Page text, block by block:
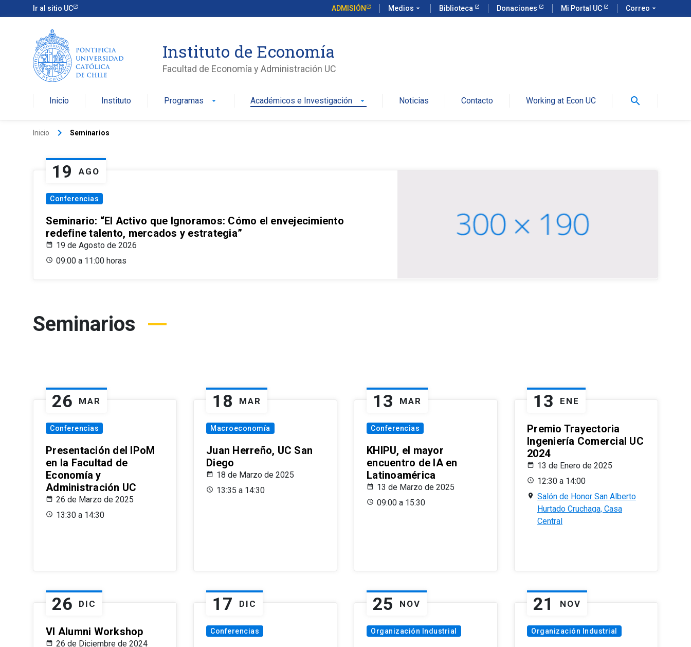
Ir al sitio UC ADMISIÓN Medios arrow_drop_down Biblioteca Donaciones Mi Portal UC Correo arrow_drop_down
Instituto de Economía
Facultad de Economía y Administración UC
Inicio Instituto Programas arrow_drop_down Académicos e Investigación arrow_drop_down Noticias Contacto Working at Econ UC search
Inicio keyboard_arrow_right Seminarios
19 AGO
Conferencias
Seminario: “El Activo que Ignoramos: Cómo el envejecimiento
redefine talento, mercados y estrategia”
19 de Agosto de 2026
09:00 a 11:00 horas
Seminarios
26 MAR
Conferencias
Presentación del IPoM
en la Facultad de
Economía y
Administración UC
26 de Marzo de 2025
13:30 a 14:30
18 MAR
Macroeconomía
Juan Herreño, UC San
Diego
18 de Marzo de 2025
13:35 a 14:30
13 MAR
Conferencias
KHIPU, el mayor
encuentro de IA en
Latinoamérica
13 de Marzo de 2025
09:00 a 15:30
13 ENE
Premio Trayectoria
Ingeniería Comercial UC
2024
13 de Enero de 2025
12:30 a 14:00
Salón de Honor San Alberto
Hurtado Cruchaga, Casa
Central
26 DIC
VI Alumni Workshop
26 de Diciembre de 2024
17 DIC
Conferencias
25 NOV
Organización Industrial
21 NOV
Organización Industrial